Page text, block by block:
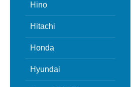
Hino
Hitachi
Honda
Hyundai